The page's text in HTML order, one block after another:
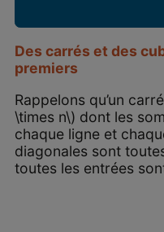
Des carrés et des
premiers
Rappelons qu’un
\times n\) dont les
chaque ligne et
diagonales sont
toutes les entrées